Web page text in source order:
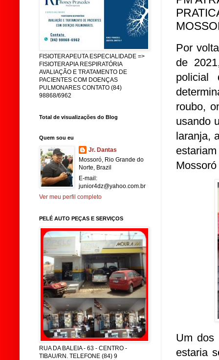
Por
de
policial
roubo,
usando
laranja,
Um dos
estaria
FISIOTERAPEUTA ESPECIALIDADE =>
FISIOTERAPIA RESPIRATÓRIA
AVALIAÇÃO E TRATAMENTO DE
PACIENTES COM DOENÇAS
PULMONARES CONTATO (84)
98868/6962
Total de visualizações do Blog
Quem sou eu
Jr. Dantas
Mossoró, Rio Grande do
Norte, Brazil
E-mail:
junior4dz@yahoo.com.br
Ver meu perfil completo
PELÉ AUTO PEÇAS E SERVIÇOS
RUA DA BALEIA - 63 - CENTRO -
TIBAU/RN. TELEFONE (84) 9